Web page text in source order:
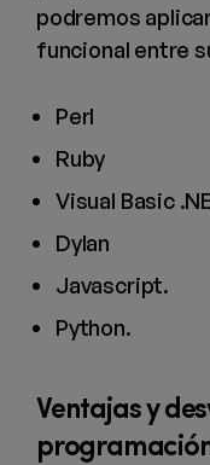
podremos
funcional entre
Perl
Ruby
Visual Basic
Dylan
Javascript.
Python.
Ventajas y